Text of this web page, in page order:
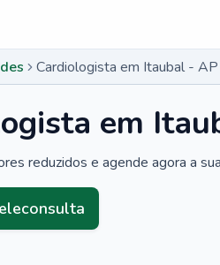
Cardiologista em Itaubal - AP
em
reduzidos e agende agora a